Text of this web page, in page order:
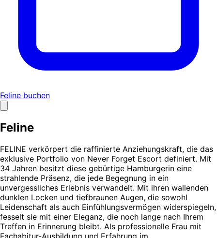
Feline buchen
Feline
FELINE verkörpert die raffinierte Anziehungskraft, die das
exklusive Portfolio von Never Forget Escort definiert. Mit
34 Jahren besitzt diese gebürtige Hamburgerin eine
strahlende Präsenz, die jede Begegnung in ein
unvergessliches Erlebnis verwandelt. Mit ihren wallenden
dunklen Locken und tiefbraunen Augen, die sowohl
Leidenschaft als auch Einfühlungsvermögen widerspiegeln,
fesselt sie mit einer Eleganz, die noch lange nach Ihrem
Treffen in Erinnerung bleibt. Als professionelle Frau mit
Fachabitur-Ausbildung und Erfahrung im